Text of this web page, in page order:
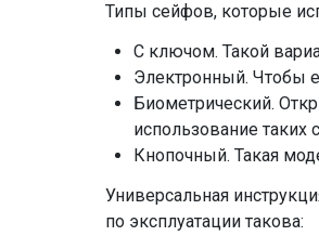
Типы сейфов, которые
С ключом. Такой
Электронный. Чтобы
Биометрический.
использование таких
Кнопочный. Такая
Универсальная
по эксплуатации такова: